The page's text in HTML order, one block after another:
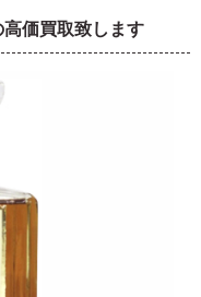
価買取致します